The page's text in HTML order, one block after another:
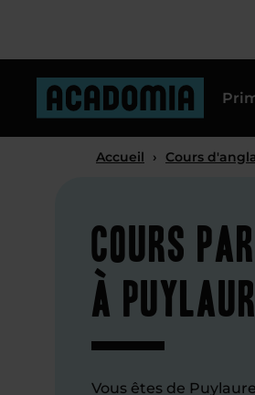
Accueil › Cours
Cours
à
Vous êtes de